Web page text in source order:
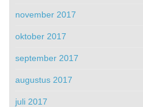
november 2017
oktober 2017
september 2017
augustus 2017
juli 2017